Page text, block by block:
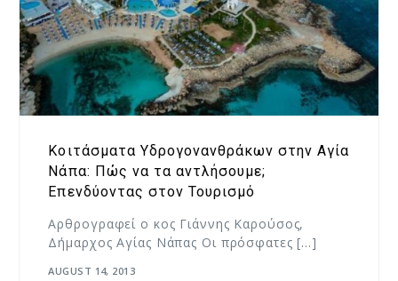
Κοιτάσματα Υδρογονανθράκων στην Αγία
Νάπα: Πώς να τα αντλήσουμε;
Επενδύοντας στον Τουρισμό
Αρθρογραφεί ο κος Γιάννης Καρούσος,
Δήμαρχος Αγίας Νάπας Οι πρόσφατες […]
AUGUST 14, 2013